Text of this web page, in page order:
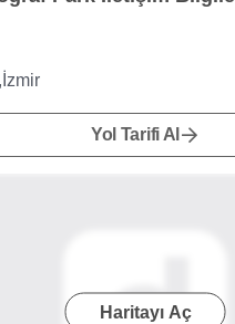
Yol Tarifi Al
Haritayı Aç